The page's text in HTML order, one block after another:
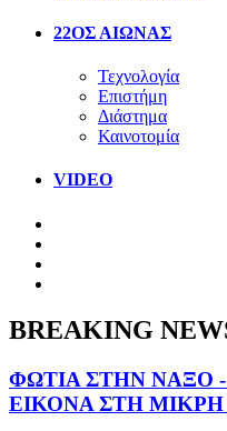
22ΟΣ ΑΙΩΝΑΣ
Τεχνολογία
Επιστήμη
Διάστημα
Καινοτομία
VIDEO
BREAKING
ΦΩΤΙΑ ΣΤΗΝ ΝΑΞΟ
ΕΙΚΟΝΑ ΣΤΗ ΜΙΚΡΗ